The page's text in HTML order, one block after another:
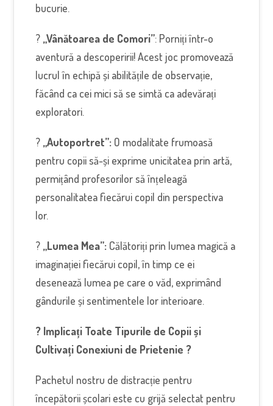
bucurie.
? „Vânătoarea de Comori”: Porniți într-o
aventură a descoperirii! Acest joc promovează
lucrul în echipă și abilitățile de observație,
făcând ca cei mici să se simtă ca adevărați
exploratori.
? „Autoportret”: O modalitate frumoasă
pentru copii să-și exprime unicitatea prin artă,
permițând profesorilor să înțeleagă
personalitatea fiecărui copil din perspectiva
lor.
? „Lumea Mea”: Călătoriți prin lumea magică a
imaginației fiecărui copil, în timp ce ei
desenează lumea pe care o văd, exprimând
gândurile și sentimentele lor interioare.
? Implicați Toate Tipurile de Copii și
Cultivați Conexiuni de Prietenie ?
Pachetul nostru de distracție pentru
începătorii școlari este cu grijă selectat pentru